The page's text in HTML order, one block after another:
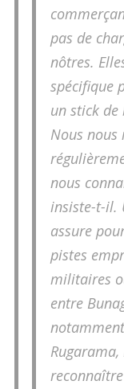
pas de
nôtres.
spécifique
un stick de
Nous nous
nous
insiste-t-il.
assure
pistes
militaires
entre
Rugarama,